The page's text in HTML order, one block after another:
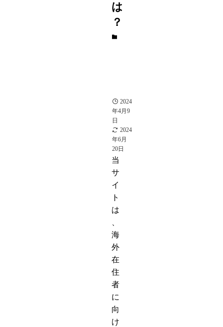
は
？
2024
年4月9
日
2024
年6月
20日
当
サ
イ
ト
は
海
外
在
住
者
に
向
け